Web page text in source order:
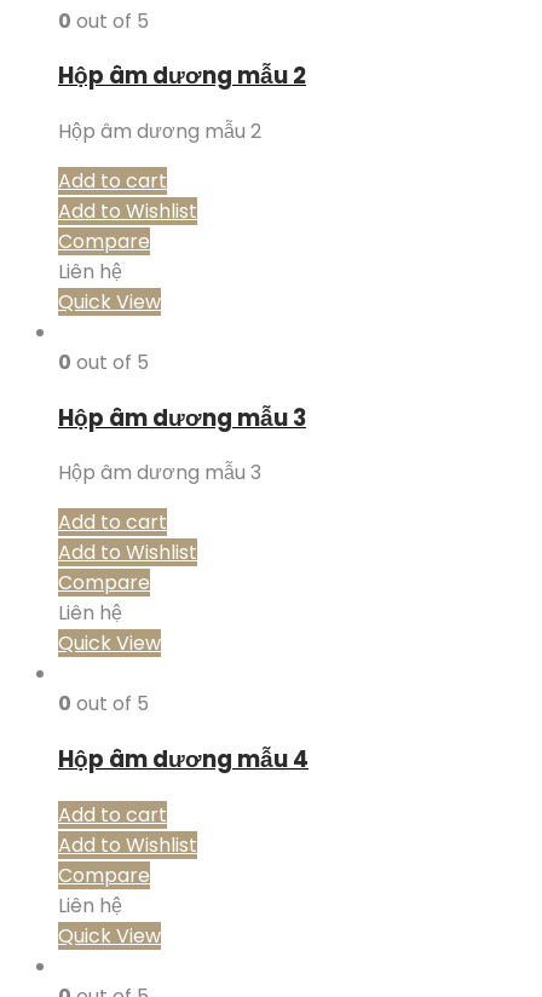
0 out of 5
Hộp âm dương mẫu 2
Hộp âm dương mẫu 2
Add to cart
Add to Wishlist
Compare
Liên hệ
Quick View
0 out of 5
Hộp âm dương mẫu 3
Hộp âm dương mẫu 3
Add to cart
Add to Wishlist
Compare
Liên hệ
Quick View
0 out of 5
Hộp âm dương mẫu 4
Add to cart
Add to Wishlist
Compare
Liên hệ
Quick View